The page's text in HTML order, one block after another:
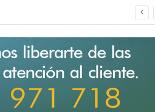
un 15%